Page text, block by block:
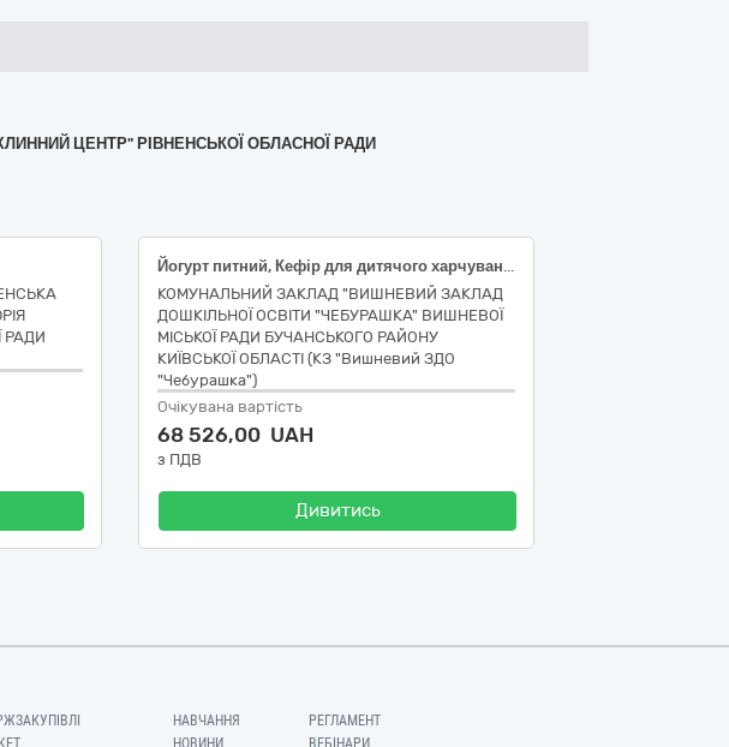
ЦЕНТР" РІВНЕНСЬКОЇ ОБЛАСНОЇ РАДИ
РАДИ
Йогурт питний, Кефір для дитячого харчування, Сметана
КОМУНАЛЬНИЙ ЗАКЛАД "ВИШНЕВИЙ ЗАКЛАД
ДОШКІЛЬНОЇ ОСВІТИ "ЧЕБУРАШКА" ВИШНЕВОЇ
МІСЬКОЇ РАДИ БУЧАНСЬКОГО РАЙОНУ
КИЇВСЬКОЇ ОБЛАСТІ (КЗ "Вишневий ЗДО
"Чебурашка")
Очікувана вартість
68 526,00 UAH
з ПДВ
Дивитись
НАВЧАННЯ
НОВИНИ
РЕГЛАМЕНТ
ВЕБІНАРИ